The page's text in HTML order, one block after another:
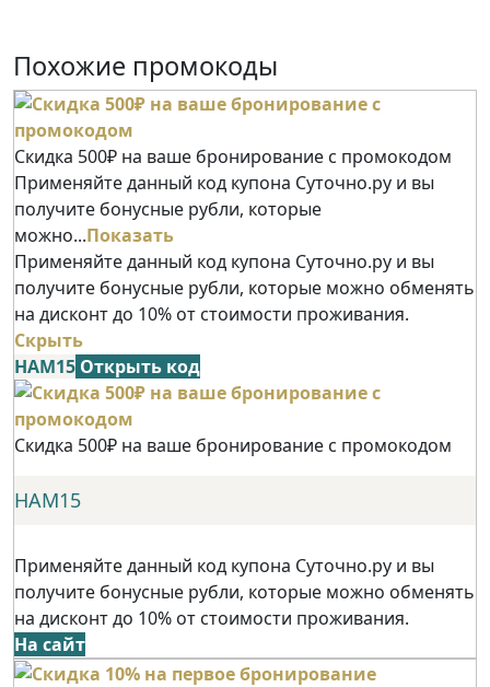
Похожие промокоды
Скидка 500₽ на ваше бронирование с промокодом
Применяйте данный код купона Суточно.ру и вы
получите бонусные рубли, которые
можно...Показать
Применяйте данный код купона Суточно.ру и вы
получите бонусные рубли, которые можно обменять
на дисконт до 10% от стоимости проживания.
Скрыть
НАМ15 Открыть код
Скидка 500₽ на ваше бронирование с промокодом
НАМ15
Применяйте данный код купона Суточно.ру и вы
получите бонусные рубли, которые можно обменять
на дисконт до 10% от стоимости проживания.
На сайт